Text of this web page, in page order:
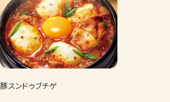
豚スンドゥブチゲ